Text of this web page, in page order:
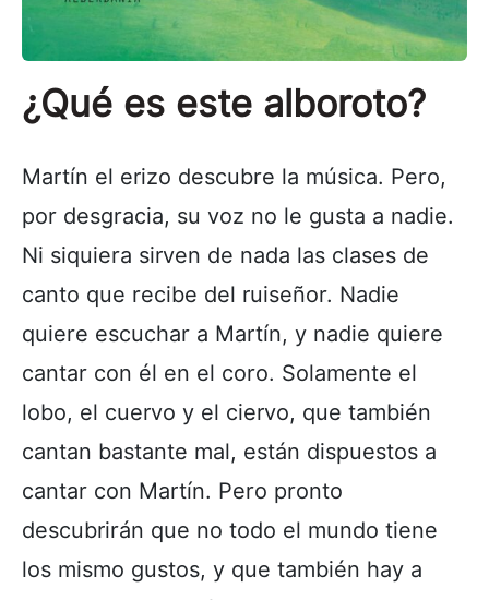
¿Qué es este alboroto?
Martín el erizo descubre la música. Pero,
por desgracia, su voz no le gusta a nadie.
Ni siquiera sirven de nada las clases de
canto que recibe del ruiseñor. Nadie
quiere escuchar a Martín, y nadie quiere
cantar con él en el coro. Solamente el
lobo, el cuervo y el ciervo, que también
cantan bastante mal, están dispuestos a
cantar con Martín. Pero pronto
descubrirán que no todo el mundo tiene
los mismo gustos, y que también hay a